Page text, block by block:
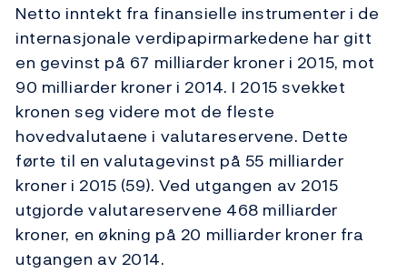
Netto inntekt fra finansielle instrumenter i de
internasjonale verdipapirmarkedene har gitt
en gevinst på 67 milliarder kroner i 2015, mot
90 milliarder kroner i 2014. I 2015 svekket
kronen seg videre mot de fleste
hovedvalutaene i valutareservene. Dette
førte til en valutagevinst på 55 milliarder
kroner i 2015 (59). Ved utgangen av 2015
utgjorde valutareservene 468 milliarder
kroner, en økning på 20 milliarder kroner fra
utgangen av 2014.